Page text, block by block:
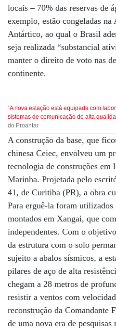
locais – 70% das reservas de
exemplo, estão congeladas
Antártico, ao qual o Brasil
seja realizada “substancial
manter o direito de voto nas
continente.
“A nova estação está equipada com
sistemas de comunicação de alta
do Proantar
A construção da base, que
chinesa Ceiec, envolveu um
tecnologia de construções em
Marinha. Projetada pelo
41, de Curitiba (PR), a obra
Para erguê-la foram utilizados
montados em Xangai, que
independentes. Com o
da estrutura com o solo
sujeito a abalos sísmicos, a
pilares de aço de alta
chegam a 28 metros de
resistir a ventos com
reconstrução da Comandante
de uma nova era de